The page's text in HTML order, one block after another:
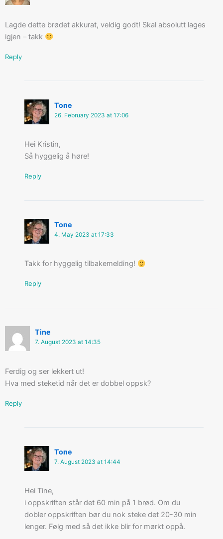
Lagde dette brødet akkurat, veldig godt! Skal absolutt lages
igjen – takk
Reply
Tone
26. February 2023 at 17:06
Hei Kristin,
Så hyggelig å høre!
Reply
Tone
4. May 2023 at 17:33
Takk for hyggelig tilbakemelding!
Reply
Tine
7. August 2023 at 14:35
Ferdig og ser lekkert ut!
Hva med steketid når det er dobbel oppsk?
Reply
Tone
7. August 2023 at 14:44
Hei Tine,
i oppskriften står det 60 min på 1 brød. Om du
dobler oppskriften bør du nok steke det 20-30 min
lenger. Følg med så det ikke blir for mørkt oppå.